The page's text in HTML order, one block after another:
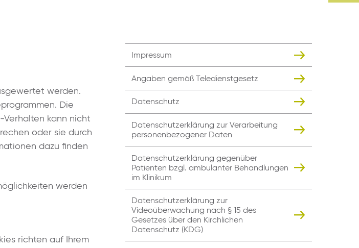
werden.
Die
Verhalten kann nicht
oder sie durch
dazu finden
werden
richten auf Ihrem
Impressum
Angaben gemäß Teledienstgesetz
Datenschutz
Datenschutzerklärung zur Verarbeitung
personenbezogener Daten
Datenschutzerklärung gegenüber
Patienten bzgl. ambulanter Behandlungen
im Klinikum
Datenschutzerklärung zur
Videoüberwachung nach § 15 des
Gesetzes über den Kirchlichen
Datenschutz (KDG)